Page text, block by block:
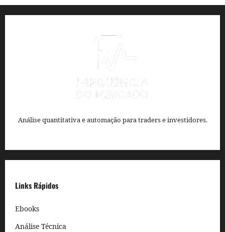
Análise quantitativa e automação para traders e investidores.
Links Rápidos
Ebooks
Análise Técnica